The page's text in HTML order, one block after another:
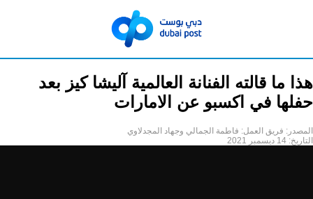
هذا ما قالته الفنانة العالمية آليشا كيز بعد
حفلها في اكسبو عن الامارات
المصدر: فريق العمل: فاطمة الجمالي وجهاد المجدلاوي
التاريخ: 14 ديسمبر 2021